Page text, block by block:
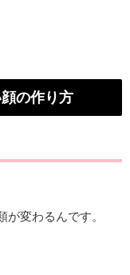
の作り方
変わるんです。